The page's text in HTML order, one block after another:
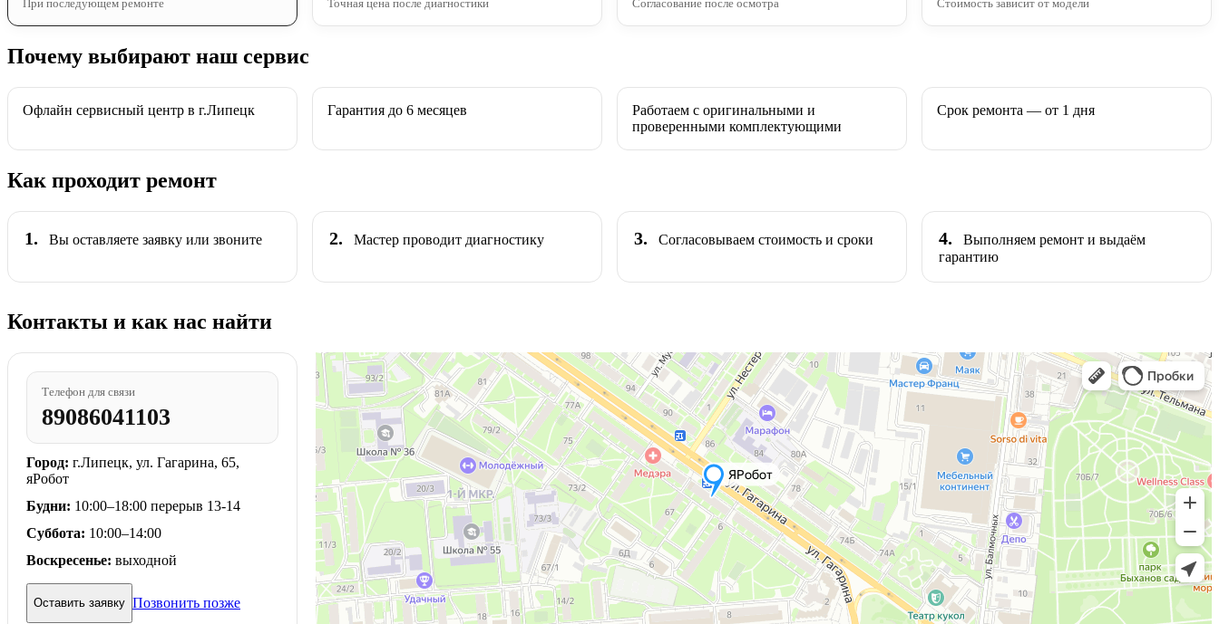
При последующем ремонте Точная цена после диагностики Согласование после осмотра Стоимость зависит от модели
Почему выбирают наш сервис
Офлайн сервисный центр в г.Липецк Гарантия до 6 месяцев
Работаем с оригинальными и
проверенными комплектующими
Срок ремонта — от 1 дня
Как проходит ремонт
1. Вы оставляете заявку или звоните 2. Мастер проводит диагностику 3. Согласовываем стоимость и сроки 4.
Выполняем ремонт и выдаём
гарантию
Контакты и как нас найти
Телефон для связи
89086041103
Город: г.Липецк, ул. Гагарина, 65,
яРобот
Будни: 10:00–18:00 перерыв 13-14
Суббота: 10:00–14:00
Воскресенье: выходной
Оставить заявку Позвонить позже